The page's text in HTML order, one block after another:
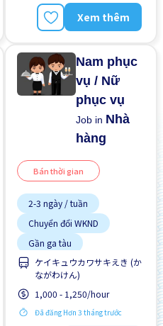
Xem thêm
Nam phục
vụ / Nữ
phục vụ
Job in Nhà
hàng
Bán thời gian
2-3 ngày / tuần
Chuyển đổi WKND
Gần ga tàu
Giao dịch đã thanh toán
Vài giờ làm việc
ケイキュウカワサキえき (か
ながわけん)
1,000 - 1,250/hour
Đã đăng Hơn 3 tháng trước